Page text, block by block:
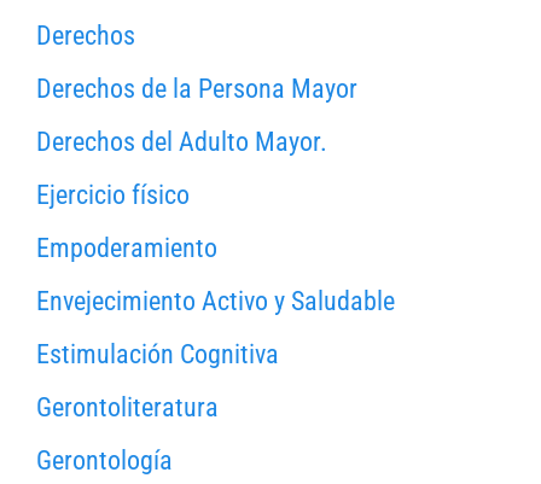
Derechos
Derechos de la Persona Mayor
Derechos del Adulto Mayor.
Ejercicio físico
Empoderamiento
Envejecimiento Activo y Saludable
Estimulación Cognitiva
Gerontoliteratura
Gerontología